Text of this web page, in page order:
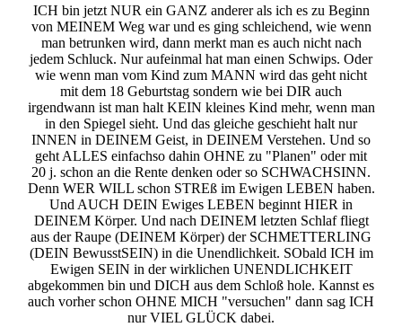
ICH bin jetzt NUR ein GANZ anderer als ich es zu Beginn
von MEINEM Weg war und es ging schleichend, wie wenn
man betrunken wird, dann merkt man es auch nicht nach
jedem Schluck. Nur aufeinmal hat man einen Schwips. Oder
wie wenn man vom Kind zum MANN wird das geht nicht
mit dem 18 Geburtstag sondern wie bei DIR auch
irgendwann ist man halt KEIN kleines Kind mehr, wenn man
in den Spiegel sieht. Und das gleiche geschieht halt nur
INNEN in DEINEM Geist, in DEINEM Verstehen. Und so
geht ALLES einfachso dahin OHNE zu "Planen" oder mit
20 j. schon an die Rente denken oder so SCHWACHSINN.
Denn WER WILL schon STREß im Ewigen LEBEN haben.
Und AUCH DEIN Ewiges LEBEN beginnt HIER in
DEINEM Körper. Und nach DEINEM letzten Schlaf fliegt
aus der Raupe (DEINEM Körper) der SCHMETTERLING
(DEIN BewusstSEIN) in die Unendlichkeit. SObald ICH im
Ewigen SEIN in der wirklichen UNENDLICHKEIT
abgekommen bin und DICH aus dem Schloß hole. Kannst es
auch vorher schon OHNE MICH "versuchen" dann sag ICH
nur VIEL GLÜCK dabei.